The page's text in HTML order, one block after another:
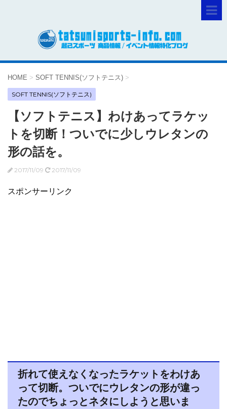
HOME > SOFT TENNIS(ソフトテニス) >
SOFT TENNIS(ソフトテニス)
【ソフトテニス】わけあってラケッ
トを切断！ついでに少しウレタンの
形の話を。
2017/11/09 2017/11/09
スポンサーリンク
折れて使えなくなったラケットをわけあ
って切断。ついでにウレタンの形が違っ
たのでちょっとネタにしようと思いま